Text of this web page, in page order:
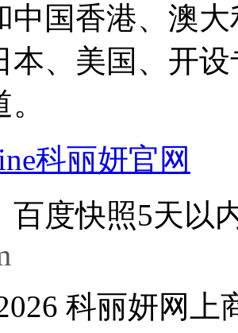
中国香港、澳
本、美国、开
科丽妍官网
百度快照5天以
科丽妍网